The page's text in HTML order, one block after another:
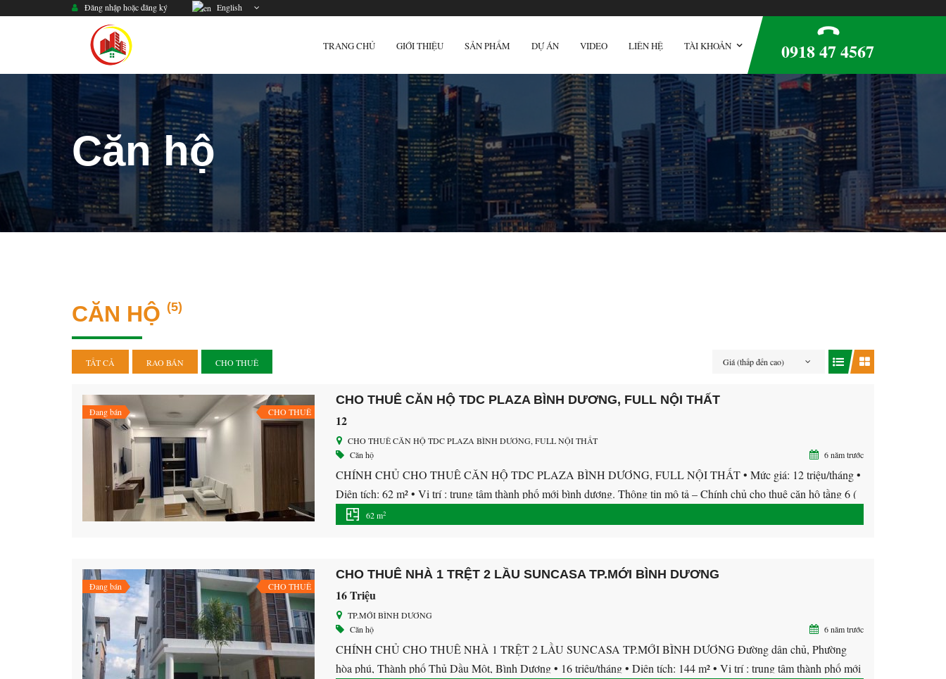
Đăng nhập hoặc đăng ký English
TRANG CHỦ GIỚI THIỆU SẢN PHẨM DỰ ÁN VIDEO LIÊN HỆ TÀI KHOẢN 0918 47 4567
Căn hộ
CĂN HỘ (5)
TẤT CẢ RAO BÁN CHO THUÊ Giá (thấp đến cao)
Đang bán CHO THUÊ
CHO THUÊ CĂN HỘ TDC PLAZA BÌNH DƯƠNG, FULL NỘI THẤT
12
CHO THUÊ CĂN HỘ TDC PLAZA BÌNH DƯƠNG, FULL NỘI THẤT
Căn hộ
6 năm trước
CHÍNH CHỦ CHO THUÊ CĂN HỘ TDC PLAZA BÌNH DƯƠNG, FULL NỘI THẤT • Mức giá: 12 triệu/tháng •
Diện tích: 62 m² • Vị trí : trung tâm thành phố mới bình dương. Thông tin mô tả – Chính chủ cho thuê căn hộ tầng 6 (
đầy đủ nội thất ) có 1 […]
62 m2
Đang bán CHO THUÊ
CHO THUÊ NHÀ 1 TRỆT 2 LẦU SUNCASA TP.MỚI BÌNH DƯƠNG
16 Triệu
TP.MỚI BÌNH DƯƠNG
Căn hộ
6 năm trước
CHÍNH CHỦ CHO THUÊ NHÀ 1 TRỆT 2 LẦU SUNCASA TP.MỚI BÌNH DƯƠNG Đường dân chủ, Phường
hòa phú, Thành phố Thủ Dầu Một, Bình Dương • 16 triệu/tháng • Diện tích: 144 m² • Vị trí : trung tâm thành phố mới